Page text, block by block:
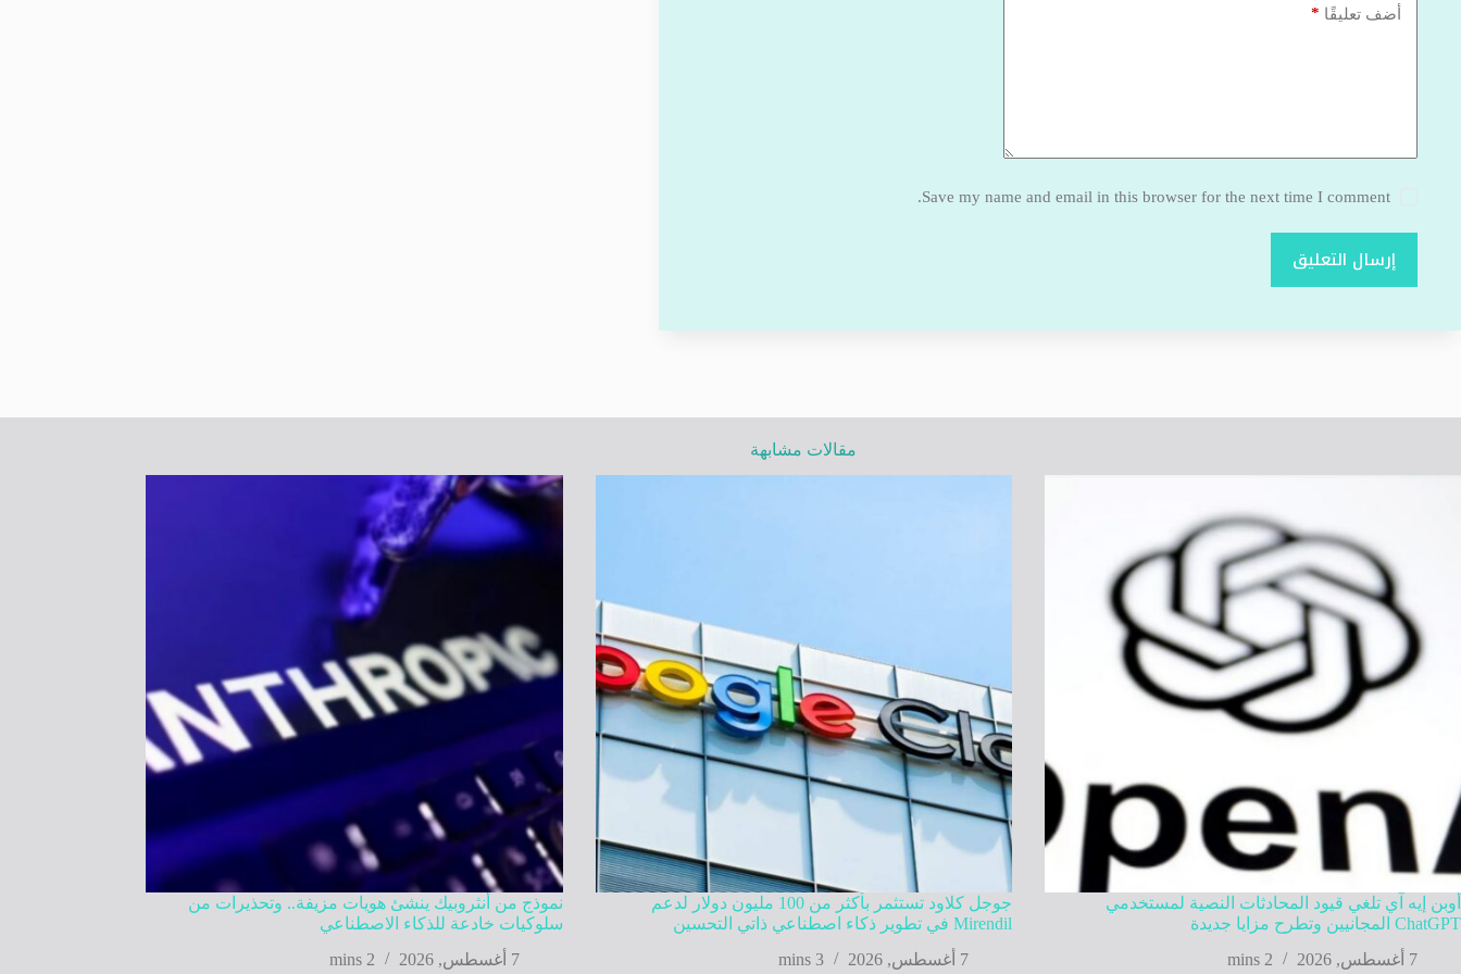
أضف تعليقًا *
Save my name and email in this browser for the next time I comment.
إرسال التعليق
مقالات مشابهة
أوبن إيه آي تلغي قيود المحادثات النصية لمستخدمي
ChatGPT المجانيين وتطرح مزايا جديدة
7 أغسطس, 2026
2 mins
جوجل كلاود تستثمر بأكثر من 100 مليون دولار لدعم
Mirendil في تطوير ذكاء اصطناعي ذاتي التحسين
7 أغسطس, 2026
3 mins
نموذج من أنثروبيك ينشئ هويات مزيفة.. وتحذيرات من
سلوكيات خادعة للذكاء الاصطناعي
7 أغسطس, 2026
2 mins